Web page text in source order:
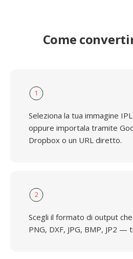
Come
1
Seleziona la tua immagine
oppure importala tramite
Dropbox o un URL diretto.
2
Scegli il formato di output
PNG, DXF, JPG, BMP, JP2 —